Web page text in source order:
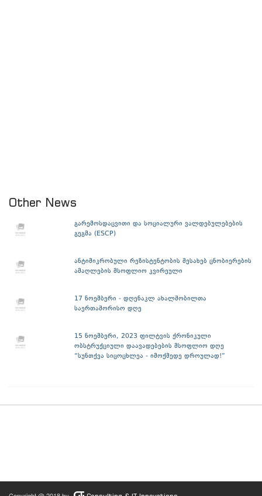
Other News
გარემოსდაცვითი და სოციალური ვალდებულებების
გეგმა (ESCP)
ანტიმიკრობული რეზისტენტობის შესახებ ცნობიერების
ამაღლების მსოფლიო კვირეული
17 ნოემბერი - დღენაკლ ახალშობილთა
საერთაშორისო დღე
15 ნოემბერი, 2023 ფილტვის ქრონიკული
ობსტრუქციული დაავადებების მსოფლიო დღე
“სუნთქვა სიცოცხლეა - იმოქმედე დროულად!”